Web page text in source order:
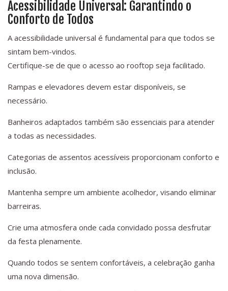
Acessibilidade Universal: Garantindo o
Conforto de Todos
A acessibilidade universal é fundamental para que todos se
sintam bem-vindos.
Certifique-se de que o acesso ao rooftop seja facilitado.
Rampas e elevadores devem estar disponíveis, se
necessário.
Banheiros adaptados também são essenciais para atender
a todas as necessidades.
Categorias de assentos acessíveis proporcionam conforto e
inclusão.
Mantenha sempre um ambiente acolhedor, visando eliminar
barreiras.
Crie uma atmosfera onde cada convidado possa desfrutar
da festa plenamente.
Quando todos se sentem confortáveis, a celebração ganha
uma nova dimensão.